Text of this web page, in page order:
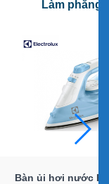
Làm phẳng
Bàn ủi hơi nước